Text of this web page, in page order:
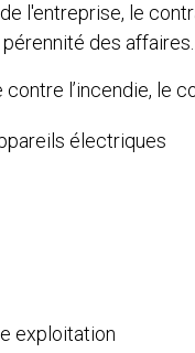
l'entreprise, le
des affaires.
l’incendie, le
électriques
exploitation